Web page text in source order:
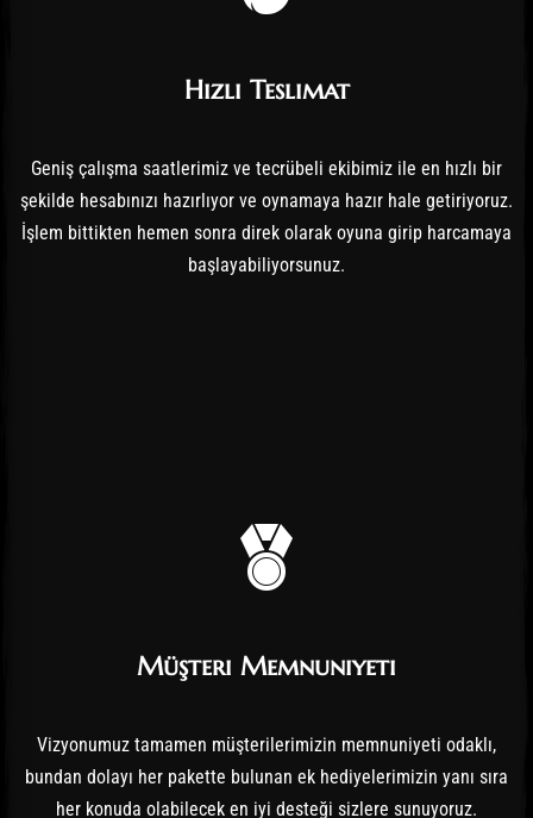
Hızlı Teslimat
Geniş çalışma saatlerimiz ve tecrübeli ekibimiz ile en hızlı bir
şekilde hesabınızı hazırlıyor ve oynamaya hazır hale getiriyoruz.
İşlem bittikten hemen sonra direk olarak oyuna girip harcamaya
başlayabiliyorsunuz.
Müşteri Memnuniyeti
Vizyonumuz tamamen müşterilerimizin memnuniyeti odaklı,
bundan dolayı her pakette bulunan ek hediyelerimizin yanı sıra
her konuda olabilecek en iyi desteği sizlere sunuyoruz.